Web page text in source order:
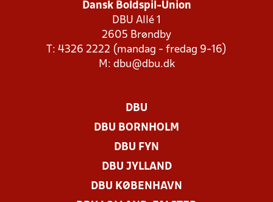
Dansk Boldspil-Union
DBU Allé 1
2605 Brøndby
T: 4326 2222 (mandag - fredag 9-16)
M: dbu@dbu.dk
DBU
DBU BORNHOLM
DBU FYN
DBU JYLLAND
DBU KØBENHAVN